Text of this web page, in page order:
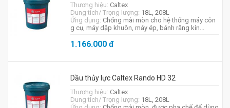
Thương hiệu: Caltex
Dung tích/ Trọng lượng: 18L, 208L
Ứng dụng: Chống mài mòn cho hệ thống máy côn
g cụ, máy dập khuôn, máy ép, bánh răng kín...
1.166.000đ
Dầu thủy lực Caltex Rando HD 32
Thương hiệu: Caltex
Dung tích/ Trọng lượng: 18L, 208L